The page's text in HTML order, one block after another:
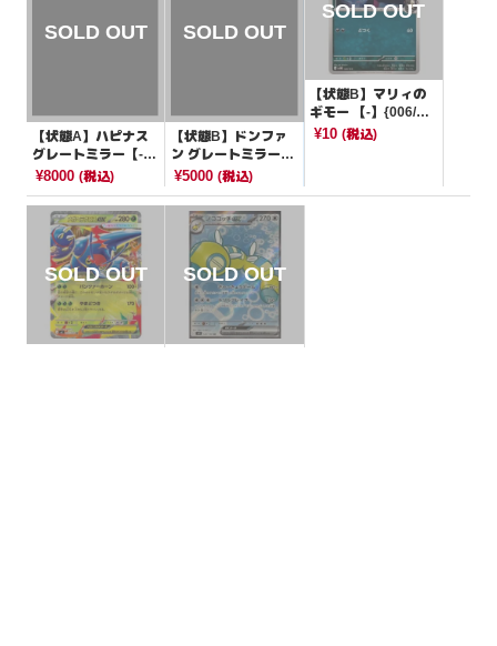
【状態A】ハピナス
グレートミラー【-】
{054/070}[その他]
¥8000 (税込)
【状態B】ドンファ
ン グレートミラー
【-】{046/070}[その
¥5000(税込)
【状態B】マリィの
ギモー 【-】{006/01
9}[SVOM]
¥10 (税込)